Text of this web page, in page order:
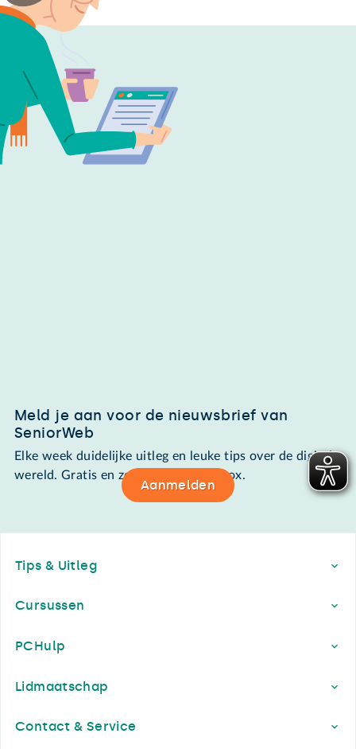
Meld je aan voor de nieuwsbrief van
SeniorWeb
Elke week duidelijke uitleg en leuke tips over de digitale
wereld. Gratis en zomaar in de mailbox.
Aanmelden
Tips & Uitleg
Cursussen
PCHulp
Lidmaatschap
Contact & Service